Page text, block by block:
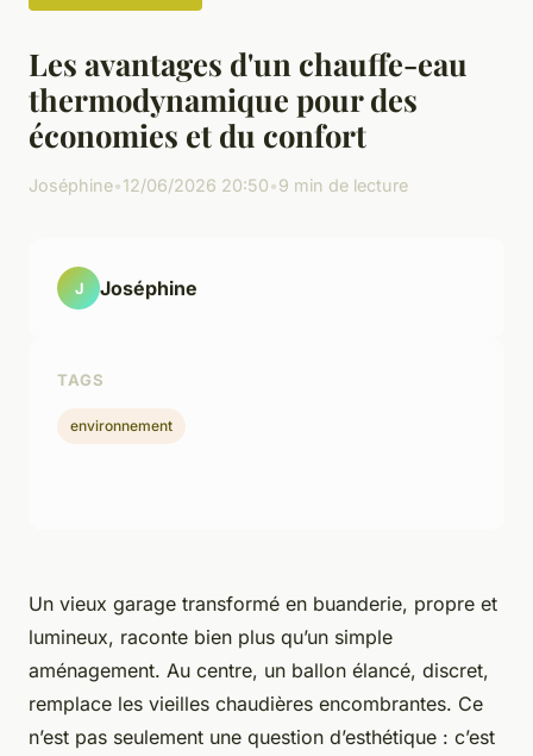
Les avantages d'un chauffe-eau
thermodynamique pour des
économies et du confort
Joséphine•12/06/2026 20:50•9 min de lecture
Un vieux garage transformé en buanderie, propre et
lumineux, raconte bien plus qu’un simple
aménagement. Au centre, un ballon élancé, discret,
remplace les vieilles chaudières encombrantes. Ce
n’est pas seulement une question d’esthétique : c’est
J Joséphine
TAGS
environnement